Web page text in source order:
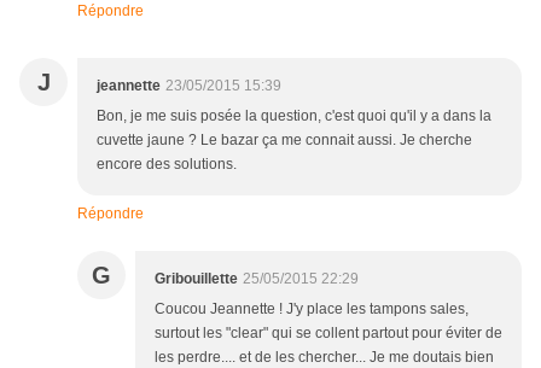
Répondre
J jeannette 23/05/2015 15:39
Bon, je me suis posée la question, c'est quoi qu'il y a dans la
cuvette jaune ? Le bazar ça me connait aussi. Je cherche
encore des solutions.
Répondre
G Gribouillette 25/05/2015 22:29
Coucou Jeannette ! J'y place les tampons sales,
surtout les "clear" qui se collent partout pour éviter de
les perdre.... et de les chercher... Je me doutais bien